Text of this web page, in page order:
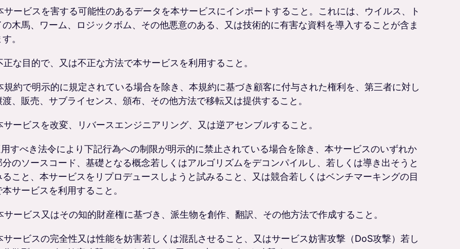
サービスを害する可能性のあるデータを本サービスにインポートすること。これには、ウイルス、ト
の木馬、ワーム、ロジックボム、その他悪意のある、又は技術的に有害な資料を導入することが含ま
。
正な目的で、又は不正な方法で本サービスを利用すること。
規約で明示的に規定されている場合を除き、本規約に基づき顧客に付与された権利を、第三者に対し
渡、販売、サブライセンス、頒布、その他方法で移転又は提供すること。
サービスを改変、リバースエンジニアリング、又は逆アセンブルすること。
すべき法令により下記行為への制限が明示的に禁止されている場合を除き、本サービスのいずれか
分のソースコード、基礎となる概念若しくはアルゴリズムをデコンパイルし、若しくは導き出そうと
ること、本サービスをリプロデュースしようと試みること、又は競合若しくはベンチマーキングの目
サービスを利用すること。
サービス又はその知的財産権に基づき、派生物を創作、翻訳、その他方法で作成すること。
サービスの完全性又は性能を妨害若しくは混乱させること、又はサービス妨害攻撃（DoS攻撃）若し